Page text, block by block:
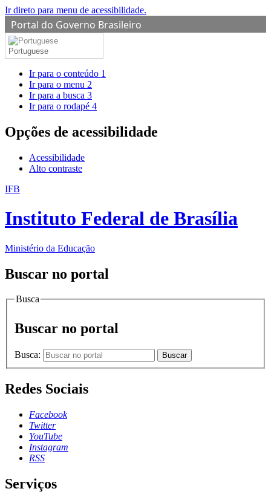
Ir direto para menu de acessibilidade.
Portal do Governo Brasileiro
Portuguese
Ir para o conteúdo 1
Ir para o menu 2
Ir para a busca 3
Ir para o rodapé 4
Opções de acessibilidade
Acessibilidade
Alto contraste
IFB
Instituto Federal de Brasília
Ministério da Educação
Buscar no portal
Busca
Buscar no portal
Busca: Buscar
Redes Sociais
Facebook
Twitter
YouTube
Instagram
RSS
Serviços